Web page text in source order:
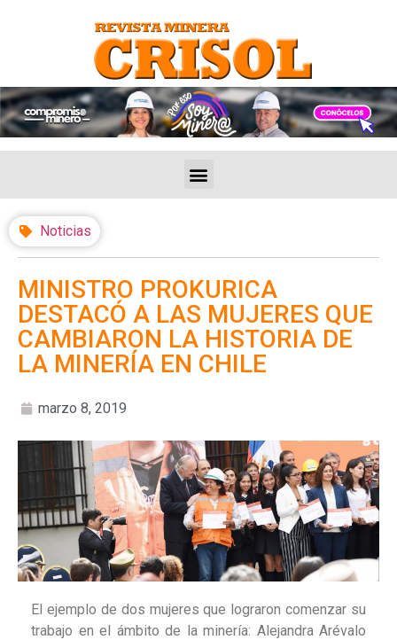
Noticias
MINISTRO PROKURICA
DESTACÓ A LAS MUJERES QUE
CAMBIARON LA HISTORIA DE
LA MINERÍA EN CHILE
marzo 8, 2019
El ejemplo de dos mujeres que lograron comenzar su
trabajo en el ámbito de la minería: Alejandra Arévalo